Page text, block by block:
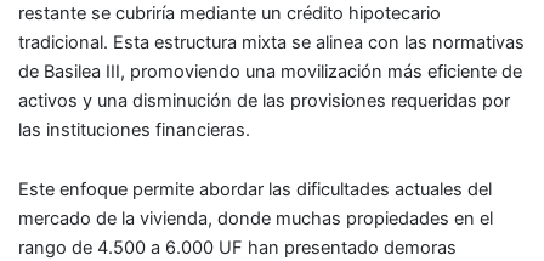
restante se cubriría mediante un crédito hipotecario
tradicional. Esta estructura mixta se alinea con las normativas
de Basilea III, promoviendo una movilización más eficiente de
activos y una disminución de las provisiones requeridas por
las instituciones financieras.
Este enfoque permite abordar las dificultades actuales del
mercado de la vivienda, donde muchas propiedades en el
rango de 4.500 a 6.000 UF han presentado demoras